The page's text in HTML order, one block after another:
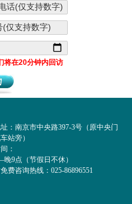
将在20分钟内回访
：南京市中央路397-3号（原中央门
站旁）
：
9点（节假日不休）
费咨询热线：025-86896551